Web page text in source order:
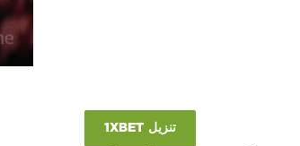
تنزيل 1XBET